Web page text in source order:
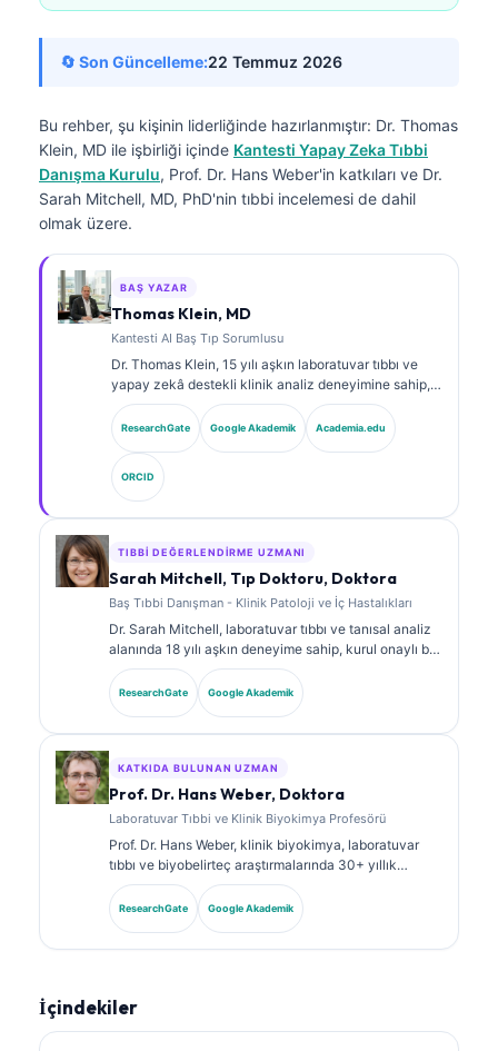
🔄 Son Güncelleme:22 Temmuz 2026
Bu rehber, şu kişinin liderliğinde hazırlanmıştır: Dr. Thomas
Klein, MD ile işbirliği içinde Kantesti Yapay Zeka Tıbbi
Danışma Kurulu, Prof. Dr. Hans Weber'in katkıları ve Dr.
Sarah Mitchell, MD, PhD'nin tıbbi incelemesi de dahil
olmak üzere.
BAŞ YAZAR
Thomas Klein, MD
Kantesti AI Baş Tıp Sorumlusu
Dr. Thomas Klein, 15 yılı aşkın laboratuvar tıbbı ve
yapay zekâ destekli klinik analiz deneyimine sahip,
kurul onaylı bir klinik hematolog ve dâhiliye
uzmanıdır. Kantesti AI bünyesinde Tıbbi Direktör
olarak, tescilli sinir ağının tıbbi doğruluğuna ilişkin
klinik gözetim sağlar. Dr. Klein, biyobelirteç
yorumlanması ve laboratuvar tıbbı konularında
laboratuvar tanılarına ilişkin kapsamlı yayınlar
yapmıştır.
ResearchGate Google Akademik Academia.edu
ORCID
TIBBI DEĞERLENDIRME UZMANI
Sarah Mitchell, Tıp Doktoru, Doktora
Baş Tıbbi Danışman - Klinik Patoloji ve İç Hastalıkları
Dr. Sarah Mitchell, laboratuvar tıbbı ve tanısal analiz
alanında 18 yılı aşkın deneyime sahip, kurul onaylı bir
klinik patologdur. Klinik kimya alanında uzmanlık
sertifikalarına sahiptir ve klinik uygulamada
biyobelirteç panelleri ile laboratuvar analizi üzerine
ResearchGate Google Akademik
KATKIDA BULUNAN UZMAN
Prof. Dr. Hans Weber, Doktora
Laboratuvar Tıbbi ve Klinik Biyokimya Profesörü
Prof. Dr. Hans Weber, klinik biyokimya, laboratuvar
tıbbı ve biyobelirteç araştırmalarında 30+ yıllık
uzmanlığa sahiptir. Alman Klinik Kimya Derneği’nin
eski Başkanıdır; tanısal panel analizi, biyobelirteç
standardizasyonu ve yapay zeka destekli laboratuvar
ResearchGate Google Akademik
İçindekiler